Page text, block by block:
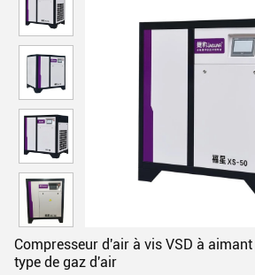
Compresseur d'air à vis VSD à
type de gaz d'air